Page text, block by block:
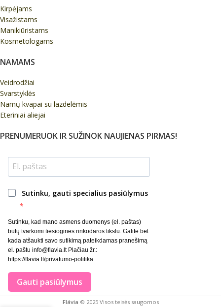
Kirpėjams
Visažistams
Manikiūristams
Kosmetologams
NAMAMS
Veidrodžiai
Svarstyklės
Namų kvapai su lazdelėmis
Eteriniai aliejai
PRENUMERUOK IR SUŽINOK NAUJIENAS PIRMAS!
Sutinku, gauti specialius pasiūlymus
Sutinku, kad mano asmens duomenys (el. paštas)
būtų tvarkomi tiesioginės rinkodaros tikslu. Galite bet
kada atšaukti savo sutikimą pateikdamas pranešimą
el. paštu info@flavia.lt Plačiau žr.:
https://flavia.lt/privatumo-politika
Gauti pasiūlymus
Flávia © 2025 Visos teisės saugomos